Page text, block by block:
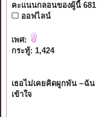
คะแนนกลอนของผู้นี้ 681
ออฟไลน์
เพศ:
กระทู้: 1,424
เธอไม่เคยคิดผูกพัน ~ฉัน
เข้าใจ